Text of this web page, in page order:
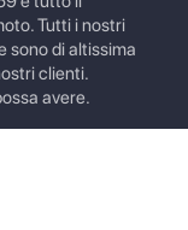
Tutti i nostri
sono di altissima
clienti.
avere.